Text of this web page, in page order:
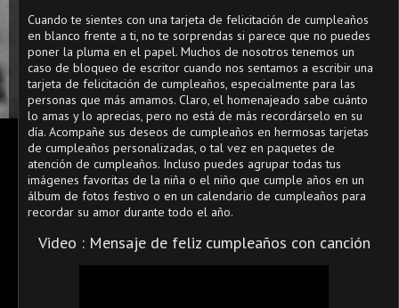
Cuando te sientes con una tarjeta de felicitación de cumpleaños
en blanco frente a ti, no te sorprendas si parece que no puedes
poner la pluma en el papel. Muchos de nosotros tenemos un
caso de bloqueo de escritor cuando nos sentamos a escribir una
tarjeta de felicitación de cumpleaños, especialmente para las
personas que más amamos. Claro, el homenajeado sabe cuánto
lo amas y lo aprecias, pero no está de más recordárselo en su
día. Acompañe sus deseos de cumpleaños en hermosas tarjetas
de cumpleaños personalizadas, o tal vez en paquetes de
atención de cumpleaños. Incluso puedes agrupar todas tus
imágenes favoritas de la niña o el niño que cumple años en un
álbum de fotos festivo o en un calendario de cumpleaños para
recordar su amor durante todo el año.
Video : Mensaje de feliz cumpleaños con canción